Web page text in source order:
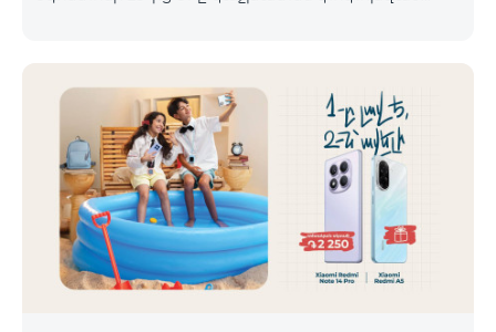
Հրազդան, Սևան և Ճամբարակ քաղաքների
Հանգստյան Տիգրան Մեծի պողոտա 71, տարածք
65-66 09:00-18:00 09:00-18:00 09:00-18:00 Վ․
Ավանեսովի 8/1-2 10:00-23:00 09:00-18:00 09:00-18:00
Արշակունյաց պողոտա 34/3 09:00-18:00 10:00-23:00
10:00-23:00 Արտաշիսյան փողոց 85/14 09:00-18:00 0